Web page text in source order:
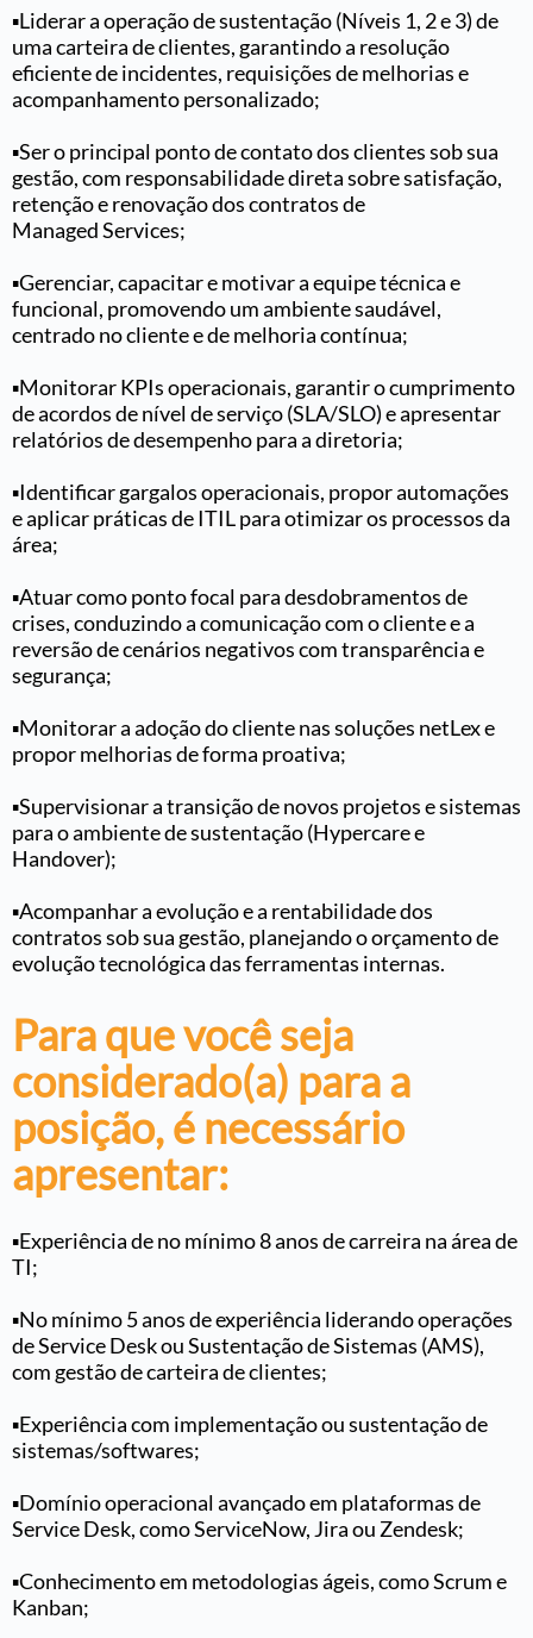
▪️Liderar a operação de sustentação (Níveis 1, 2 e 3) de
uma carteira de clientes, garantindo a resolução
eficiente de incidentes, requisições de melhorias e
acompanhamento personalizado;
▪️Ser o principal ponto de contato dos clientes sob sua
gestão, com responsabilidade direta sobre satisfação,
retenção e renovação dos contratos de
Managed Services;
▪️Gerenciar, capacitar e motivar a equipe técnica e
funcional, promovendo um ambiente saudável,
centrado no cliente e de melhoria contínua;
▪️Monitorar KPIs operacionais, garantir o cumprimento
de acordos de nível de serviço (SLA/SLO) e apresentar
relatórios de desempenho para a diretoria;
▪️Identificar gargalos operacionais, propor automações
e aplicar práticas de ITIL para otimizar os processos da
área;
▪️Atuar como ponto focal para desdobramentos de
crises, conduzindo a comunicação com o cliente e a
reversão de cenários negativos com transparência e
segurança;
▪️Monitorar a adoção do cliente nas soluções netLex e
propor melhorias de forma proativa;
▪️Supervisionar a transição de novos projetos e sistemas
para o ambiente de sustentação (Hypercare e
Handover);
▪️Acompanhar a evolução e a rentabilidade dos
contratos sob sua gestão, planejando o orçamento de
evolução tecnológica das ferramentas internas.
Para que você seja
considerado(a) para a
posição, é necessário
apresentar:
▪️Experiência de no mínimo 8 anos de carreira na área de
TI;
▪️No mínimo 5 anos de experiência liderando operações
de Service Desk ou Sustentação de Sistemas (AMS),
com gestão de carteira de clientes;
▪️Experiência com implementação ou sustentação de
sistemas/softwares;
▪️Domínio operacional avançado em plataformas de
Service Desk, como ServiceNow, Jira ou Zendesk;
▪️Conhecimento em metodologias ágeis, como Scrum e
Kanban;